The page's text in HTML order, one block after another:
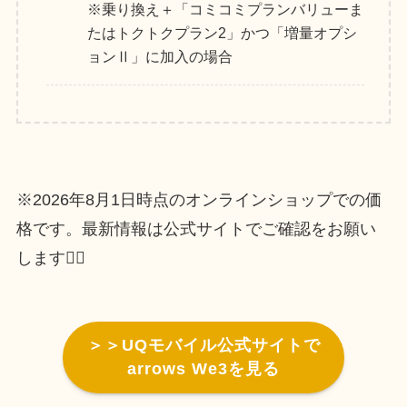
※乗り換え＋「コミコミプランバリューま
たはトクトクプラン2」かつ「増量オプシ
ョンⅡ」に加入の場合
※2026年8月1日時点のオンラインショップでの価
格です。最新情報は公式サイトでご確認をお願い
します🙇‍♀
＞＞UQモバイル公式サイトで
arrows We3を見る